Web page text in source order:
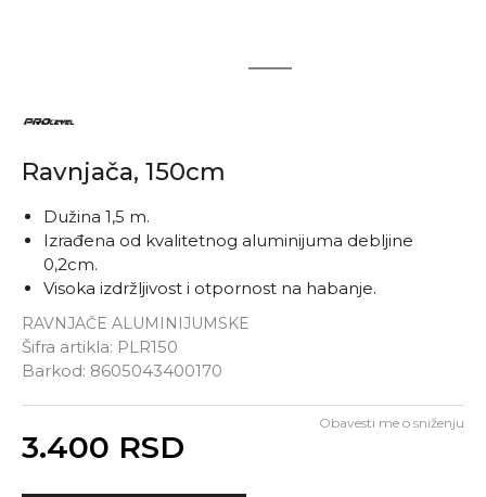
2
Ravnjača, 150cm
RAVNJAČE ALUMINIJUMSKE
Šifra artikla: PLR150
Barkod: 8605043400170
Dužina 1,5 m.
Izrađena od kvalitetnog aluminijuma debljine
0,2cm.
Visoka izdržljivost i otpornost na habanje.
3.400 RSD
Obavesti me o sniženju